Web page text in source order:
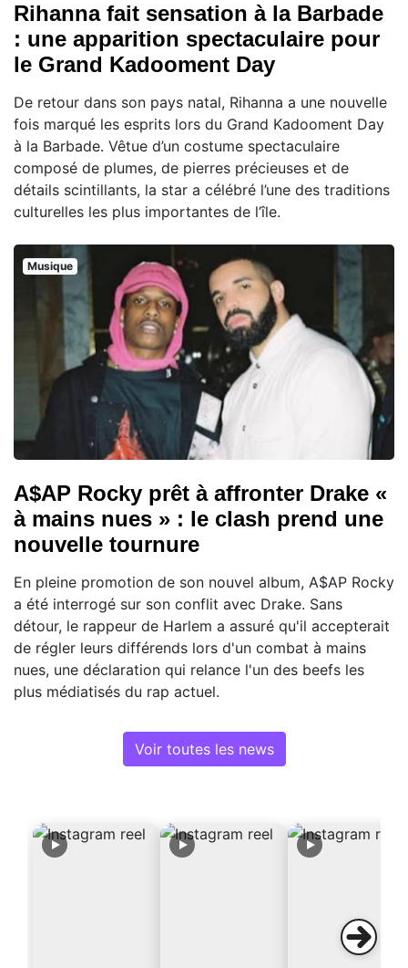
Rihanna fait sensation à la Barbade
: une apparition spectaculaire pour
le Grand Kadooment Day
De retour dans son pays natal, Rihanna a une nouvelle
fois marqué les esprits lors du Grand Kadooment Day
à la Barbade. Vêtue d’un costume spectaculaire
composé de plumes, de pierres précieuses et de
détails scintillants, la star a célébré l’une des traditions
culturelles les plus importantes de l’île.
Musique
A$AP Rocky prêt à affronter Drake «
à mains nues » : le clash prend une
nouvelle tournure
En pleine promotion de son nouvel album, A$AP Rocky
a été interrogé sur son conflit avec Drake. Sans
détour, le rappeur de Harlem a assuré qu'il accepterait
de régler leurs différends lors d'un combat à mains
nues, une déclaration qui relance l'un des beefs les
plus médiatisés du rap actuel.
Voir toutes les news